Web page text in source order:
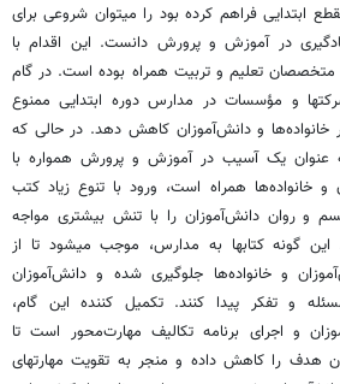
ابتدایی فراهم کرده بود را می­توان شروعی برای
در آموزش و پرورش دانست. این اقدام با
تعلیم و تربیت همراه بوده است. در گام
و مؤسسات در مدارس دوره ابتدایی ممنوع
خانواده‌­ها و دانش‌آموزان کاهش دهد. در حالی که
عنوان یک آسیب در آموزش و پرورش همواره با
و خانواده‌­ها همراه است، ورود با تنوع زیاد کتب
و روان دانش‌­آموزان را با تنش بیشتری مواجه
گونه کتاب­ها به مدارس، موجب می­شود تا از
و خانواده­‌ها جلوگیری شده و دانش­‌آموزان
و تفکر پیدا کنند. تکمیل کننده این گام،
و اجرای برنامه تکالیف مهارت­‌محور است تا
هدف را کاهش داده و منجر به تقویت مهارت­های